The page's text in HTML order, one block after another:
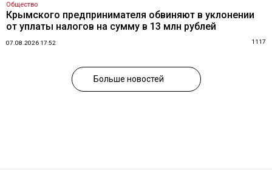
Общество
Крымского предпринимателя обвиняют в уклонении
от уплаты налогов на сумму в 13 млн рублей
07.08.2026 17:52 1117
Больше новостей